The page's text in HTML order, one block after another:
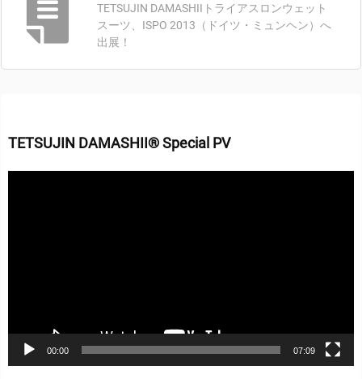
TETSUJIN DAMASHIIトライアスロンウェット
スーツ、ISPO 2013（ドイツ・ミュンヘン）へ
出展！
TETSUJIN DAMASHII® Special PV
00:00 07:09